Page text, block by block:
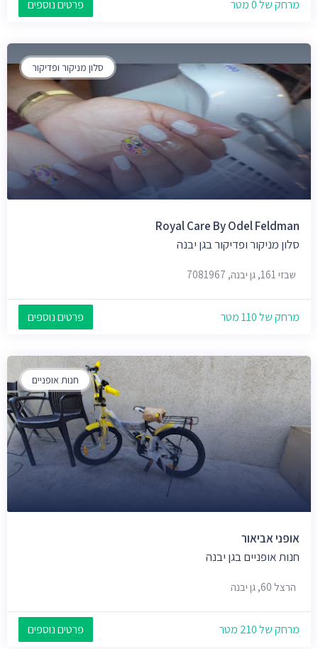
מרחק של 0 מטר פרטים נוספים
סלון מניקור ופדיקור
Royal Care By Odel Feldman
סלון מניקור ופדיקור בגן יבנה
שבזי 161, גן יבנה, 7081967
מרחק של 110 מטר פרטים נוספים
חנות אופניים
אופני אביאור
חנות אופניים בגן יבנה
הרצל 60, גן יבנה
מרחק של 210 מטר פרטים נוספים